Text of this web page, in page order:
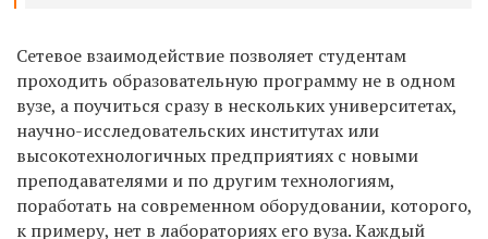
Сетевое взаимодействие позволяет студентам
проходить образовательную программу не в одном
вузе, а поучиться сразу в нескольких университетах,
научно-исследовательских институтах или
высокотехнологичных предприятиях с новыми
преподавателями и по другим технологиям,
поработать на современном оборудовании, которого,
к примеру, нет в лабораториях его вуза. Каждый